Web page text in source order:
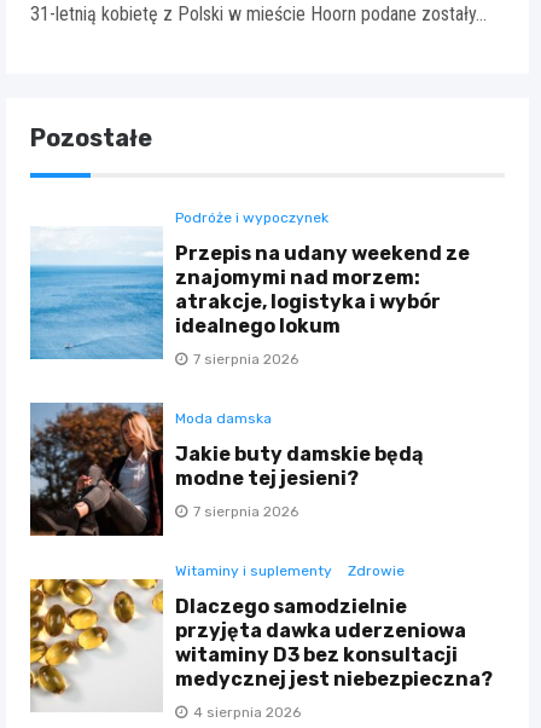
31-letnią kobietę z Polski w mieście Hoorn podane zostały…
Pozostałe
Podróże i wypoczynek
Przepis na udany weekend ze
znajomymi nad morzem:
atrakcje, logistyka i wybór
idealnego lokum
7 sierpnia 2026
Moda damska
Jakie buty damskie będą
modne tej jesieni?
7 sierpnia 2026
Witaminy i suplementy Zdrowie
Dlaczego samodzielnie
przyjęta dawka uderzeniowa
witaminy D3 bez konsultacji
medycznej jest niebezpieczna?
4 sierpnia 2026